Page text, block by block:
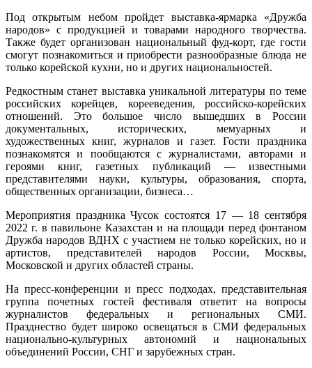
Под открытым небом пройдет выставка-ярмарка «Дружба
народов» с продукцией и товарами народного творчества.
Также будет организован национальный фуд-корт, где гости
смогут познакомиться и приобрести разнообразные блюда не
только корейской кухни, но и других национальностей.
Редкостным станет выставка уникальной литературы по теме
российских корейцев, корееведения, российско-корейских
отношений. Это большое число вышедших в России
документальных, исторических, мемуарных и
художественных книг, журналов и газет. Гости праздника
познакомятся и пообщаются с журналистами, авторами и
героями книг, газетных публикаций — известными
представителями науки, культуры, образования, спорта,
общественных организации, бизнеса…
Мероприятия праздника Чусок состоятся 17 — 18 сентября
2022 г. в павильоне Казахстан и на площади перед фонтаном
Дружба народов ВДНХ с участием не только корейских, но и
артистов, представителей народов России, Москвы,
Московской и других областей страны.
На пресс-конференции и пресс подходах, представительная
группа почетных гостей фестиваля ответит на вопросы
журналистов федеральных и региональных СМИ.
Празднество будет широко освещаться в СМИ федеральных
национально-культурных автономий и национальных
объединений России, СНГ и зарубежных стран.